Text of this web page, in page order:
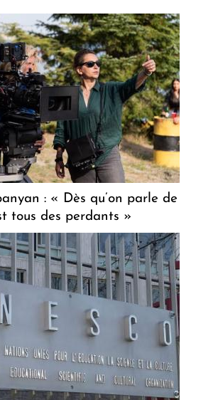
: « Dès qu’on parle de
tous des perdants »